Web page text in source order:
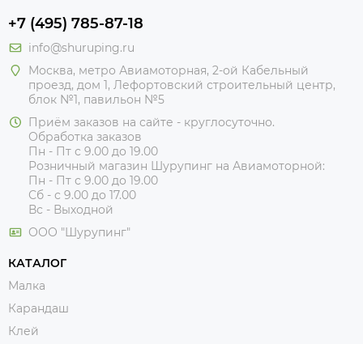
+7 (495) 785-87-18
info@shuruping.ru
Москва, метро Авиамоторная, 2-ой Кабельный
проезд, дом 1, Лефортовский строительный центр,
блок №1, павильон №5
Приём заказов на сайте - круглосуточно.
Обработка заказов
Пн - Пт с 9.00 до 19.00
Розничный магазин Шурупинг на Авиамоторной:
Пн - Пт с 9.00 до 19.00
Сб - с 9.00 до 17.00
Вс - Выходной
ООО "Шурупинг"
КАТАЛОГ
Малка
Карандаш
Клей